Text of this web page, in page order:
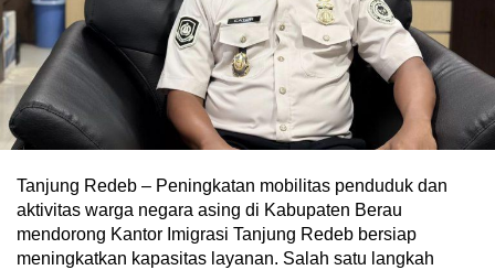
Tanjung Redeb – Peningkatan mobilitas penduduk dan
aktivitas warga negara asing di Kabupaten Berau
mendorong Kantor Imigrasi Tanjung Redeb bersiap
meningkatkan kapasitas layanan. Salah satu langkah